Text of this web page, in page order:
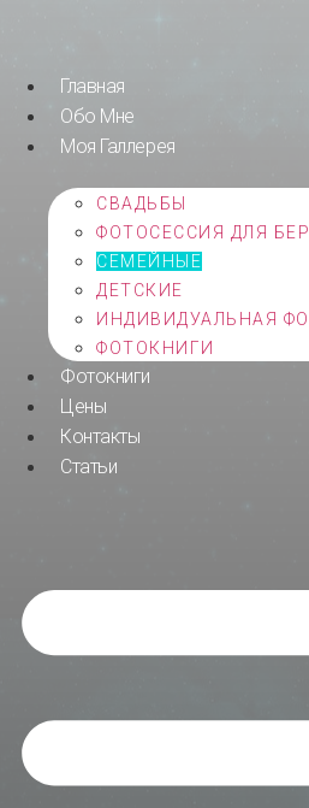
содержимому
Главная
Обо Мне
Моя Галлерея
СВАДЬБЫ
ФОТОСЕССИЯ ДЛЯ
СЕМЕЙНЫЕ
ДЕТСКИЕ
ИНДИВИДУАЛЬНАЯ
ФОТОКНИГИ
Фотокниги
Цены
Контакты
Статьи